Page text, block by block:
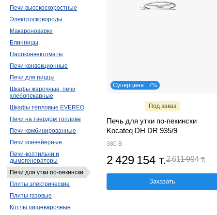
Суперцена −7%
Под заказ
Печь для утки по-пекински
Kocateq DH DR 935/9
380 В
2 429 154 т.2 611 994 т.
Заказать
Печи высокоскоростные
Электросковороды
Макароноварки
Блинницы
Пароконвектоматы
Печи конвекционные
Печи для пиццы
Шкафы жарочные, печи
хлебопекарные
Шкафы тепловые EVEREO
Печи на твердом топливе
Печи комбинированные
Печи конвейерные
Печи-коптильни и
дымогенераторы
Печи для утки по-пекински
Плиты электрические
Плиты газовые
Котлы пищеварочные